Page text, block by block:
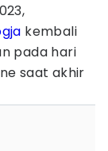
kembali
pada hari
saat akhir